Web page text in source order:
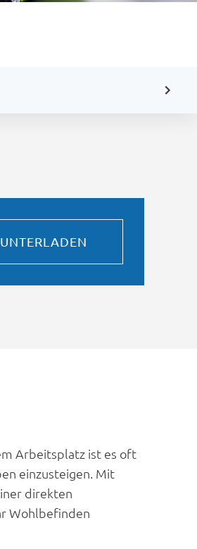
Arbeitsplatz ist es oft
einzusteigen. Mit
direkten
Wohlbefinden